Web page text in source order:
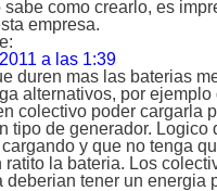
sabe como crearlo, es
empresa.
a las 1:39
duren mas las baterias
alternativos, por ejemplo
colectivo poder cargarla
tipo de generador. Logico
y que no tenga
ratito la bateria. Los
deberian tener un energia